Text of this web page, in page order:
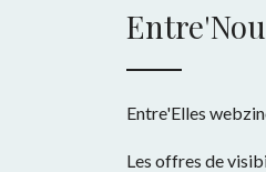
Entre'Elles
Les offres de